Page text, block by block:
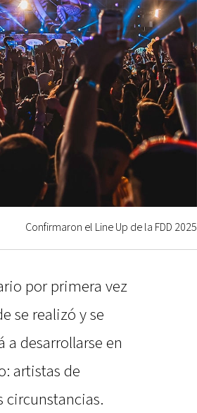
Confirmaron el Line Up de la FDD 2025
por primera vez
se realizó y se
a desarrollarse en
artistas de
circunstancias.